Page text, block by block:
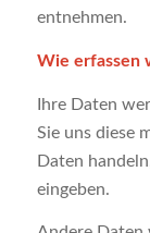
entnehmen.
Wie erfassen
Ihre Daten
Sie uns diese
Daten
eingeben.